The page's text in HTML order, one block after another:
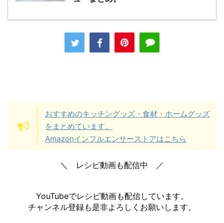
おすすめのキッチングッズ・食材・ホームグッズ
をまとめています。
Amazonインフルエンサーストアはこちら
＼ レシピ動画も配信中 ／
YouTubeでレシピ動画も配信しています。
チャンネル登録も是非よろしくお願いします。